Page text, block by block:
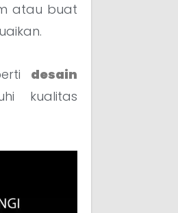
atau buat
desain
kualitas